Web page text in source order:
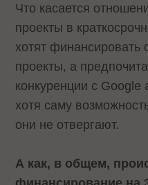
Что касается
проекты в
хотят
проекты, а
конкуренции с
хотя саму
они не отвергают.
А как, в общем,